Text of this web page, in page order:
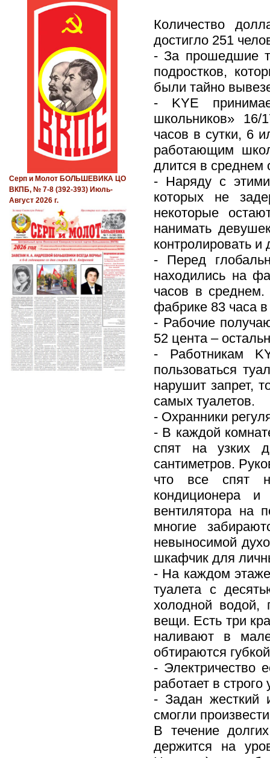
Количество
достигло 251
- За прошедшие
подростков,
были тайно
- KYE
школьников» 16/
часов в сутки, 6
работающим
длится в среднем
- Наряду с
которых не
некоторые
нанимать
контролировать и
- Перед
находились на
часов в
фабрике 83 часа
- Рабочие
52 цента –
- Работникам
пользоваться
нарушит запрет,
самых туалетов.
- Охранники
- В каждой
спят на узких
сантиметров.
что все спят
кондиционера
вентилятора на
многие
невыносимой
шкафчик для
- На каждом
туалета с
холодной водой,
вещи. Есть три
наливают в
обтираются
- Электричество
работает в
- Задан жесткий
смогли
В течение
держится на
Серп и Молот БОЛЬШЕВИКА ЦО
ВКПБ, № 7-8 (392-393) Июль-
Август 2026 г.